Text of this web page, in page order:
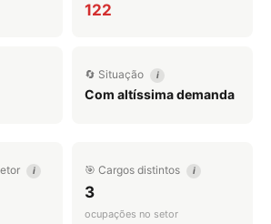
122
🔄 Situação i
Com altíssima demanda
i 🎯 Cargos distintos i
3
ocupações no setor